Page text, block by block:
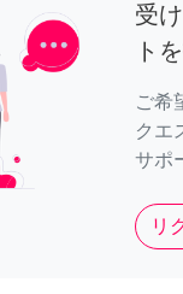
受
ト
ご希
クエ
サポ
リ